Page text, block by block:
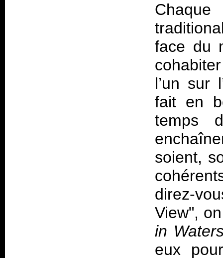
face du
l’un sur
fait en
temps
soient,
direz-
View",
in
eux